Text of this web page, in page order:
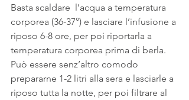
Basta scaldare  l’acqua a temperatura
corporea (36-37°) e lasciare l’infusione a
riposo 6-8 ore, per poi riportarla a
temperatura corporea prima di berla.
Può essere senz’altro comodo
prepararne 1-2 litri alla sera e lasciarle a
riposo tutta la notte, per poi filtrare al